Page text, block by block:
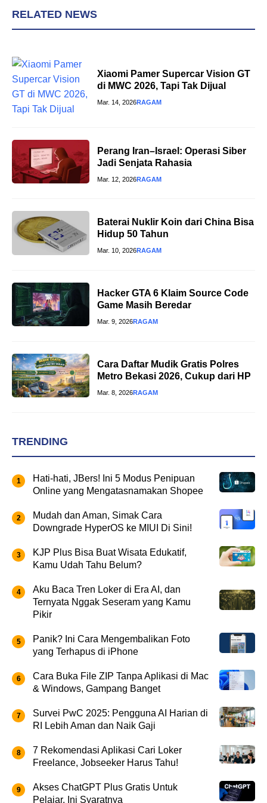
RELATED NEWS
Xiaomi Pamer Supercar Vision GT
di MWC 2026, Tapi Tak Dijual
Mar. 14, 2026RAGAM
Perang Iran–Israel: Operasi Siber
Jadi Senjata Rahasia
Mar. 12, 2026RAGAM
Baterai Nuklir Koin dari China Bisa
Hidup 50 Tahun
Mar. 10, 2026RAGAM
Hacker GTA 6 Klaim Source Code
Game Masih Beredar
Mar. 9, 2026RAGAM
Cara Daftar Mudik Gratis Polres
Metro Bekasi 2026, Cukup dari HP
Mar. 8, 2026RAGAM
TRENDING
Hati-hati, JBers! Ini 5 Modus Penipuan
Online yang Mengatasnamakan Shopee
Mudah dan Aman, Simak Cara
Downgrade HyperOS ke MIUI Di Sini!
KJP Plus Bisa Buat Wisata Edukatif,
Kamu Udah Tahu Belum?
Aku Baca Tren Loker di Era AI, dan
Ternyata Nggak Seseram yang Kamu
Pikir
Panik? Ini Cara Mengembalikan Foto
yang Terhapus di iPhone
Cara Buka File ZIP Tanpa Aplikasi di Mac
& Windows, Gampang Banget
Survei PwC 2025: Pengguna AI Harian di
RI Lebih Aman dan Naik Gaji
7 Rekomendasi Aplikasi Cari Loker
Freelance, Jobseeker Harus Tahu!
Akses ChatGPT Plus Gratis Untuk
Pelajar, Ini Syaratnya